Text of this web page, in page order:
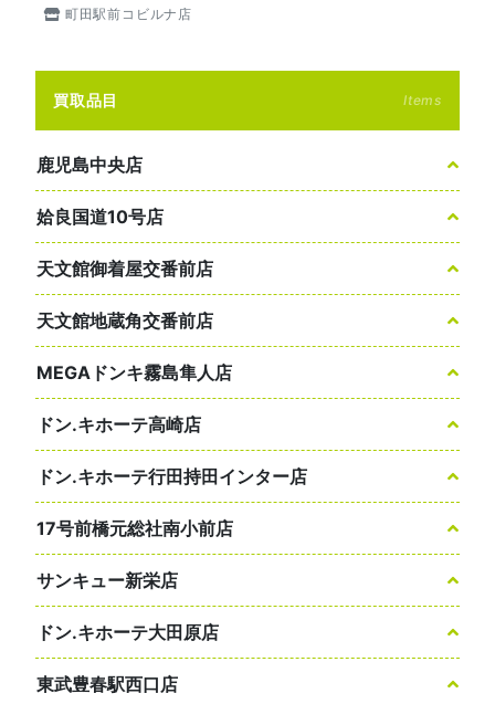
町田駅前コビルナ店
買取品目 Items
鹿児島中央店
姶良国道10号店
天文館御着屋交番前店
天文館地蔵角交番前店
MEGAドンキ霧島隼人店
ドン.キホーテ高崎店
ドン.キホーテ行田持田インター店
17号前橋元総社南小前店
サンキュー新栄店
ドン.キホーテ大田原店
東武豊春駅西口店